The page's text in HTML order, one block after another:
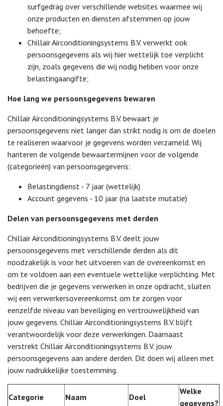
surfgedrag over verschillende websites waarmee wij
onze producten en diensten afstemmen op jouw
behoefte;
Chillair Airconditioningsystems B.V. verwerkt ook
persoonsgegevens als wij hier wettelijk toe verplicht
zijn, zoals gegevens die wij nodig hebben voor onze
belastingaangifte;
Hoe lang we persoonsgegevens bewaren
Chillair Airconditioningsystems B.V. bewaart je
persoonsgegevens niet langer dan strikt nodig is om de doelen
te realiseren waarvoor je gegevens worden verzameld. Wij
hanteren de volgende bewaartermijnen voor de volgende
(categorieën) van persoonsgegevens:
Belastingdienst - 7 jaar (wettelijk)
Account gegevens - 10 jaar (na laatste mutatie)
Delen van persoonsgegevens met derden
Chillair Airconditioningsystems B.V. deelt jouw
persoonsgegevens met verschillende derden als dit
noodzakelijk is voor het uitvoeren van de overeenkomst en
om te voldoen aan een eventuele wettelijke verplichting. Met
bedrijven die je gegevens verwerken in onze opdracht, sluiten
wij een verwerkersovereenkomst om te zorgen voor
eenzelfde niveau van beveiliging en vertrouwelijkheid van
jouw gegevens. Chillair Airconditioningsystems B.V. blijft
verantwoordelijk voor deze verwerkingen. Daarnaast
verstrekt Chillair Airconditioningsystems B.V. jouw
persoonsgegevens aan andere derden. Dit doen wij alleen met
jouw nadrukkelijke toestemming.
Categorie Naam Doel
Welke
gegevens?